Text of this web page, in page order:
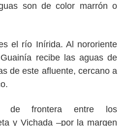
son de color marrón o
el río Inírida. Al nororiente
recibe las aguas de
de este afluente, cercano a
de frontera entre los
y Vichada –por la margen